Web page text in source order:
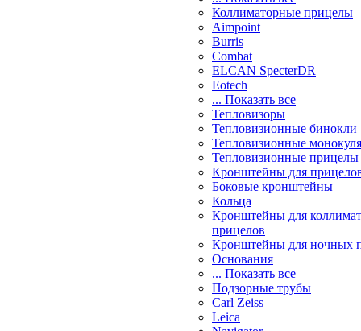
Коллиматорные прицелы
Aimpoint
Burris
Combat
ELCAN SpecterDR
Eotech
... Показать все
Тепловизоры
Тепловизионные бинокли
Тепловизионные
Тепловизионные прицелы
Кронштейны для
Боковые кронштейны
Кольца
Кронштейны для
прицелов
Кронштейны для ночных
Основания
... Показать все
Подзорные трубы
Carl Zeiss
Leica